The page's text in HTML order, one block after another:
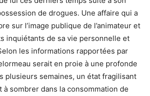
de drogues. Une affaire qui a
sur l’image publique de l’animateur et
inquiétants de sa vie personnelle et
les informations rapportées par
serait en proie à une profonde
plusieurs semaines, un état fragilisant
à sombrer dans la consommation de